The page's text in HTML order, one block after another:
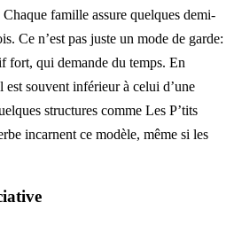
famille assure quelques demi-
Ce n’est pas juste un mode de garde:
fort, qui demande du temps. En
est souvent inférieur à celui d’une
structures comme Les P’tits
incarnent ce modèle, même si les